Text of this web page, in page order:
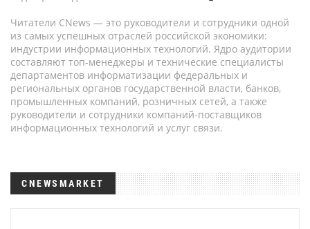
Читатели CNews — это руководители и сотрудники одной
из самых успешных отраслей российской экономики:
индустрии информационных технологий. Ядро аудитории
составляют топ-менеджеры и технические специалисты
департаментов информатизации федеральных и
региональных органов государственной власти, банков,
промышленных компаний, розничных сетей, а также
руководители и сотрудники компаний-поставщиков
информационных технологий и услуг связи.
CNEWSMARKET